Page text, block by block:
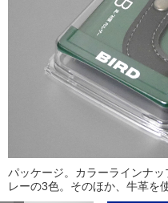
パッケージ。カラーラインナ
レーの3色。そのほか、牛革を